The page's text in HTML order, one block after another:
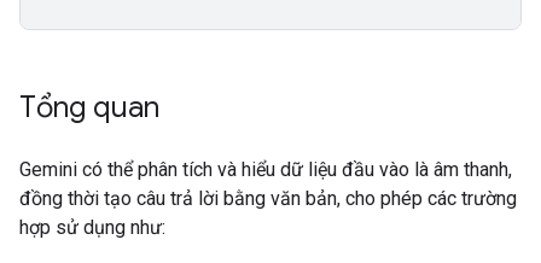
Tổng quan
Gemini có thể phân tích và hiểu dữ liệu đầu vào là âm thanh,
đồng thời tạo câu trả lời bằng văn bản, cho phép các trường
hợp sử dụng như: